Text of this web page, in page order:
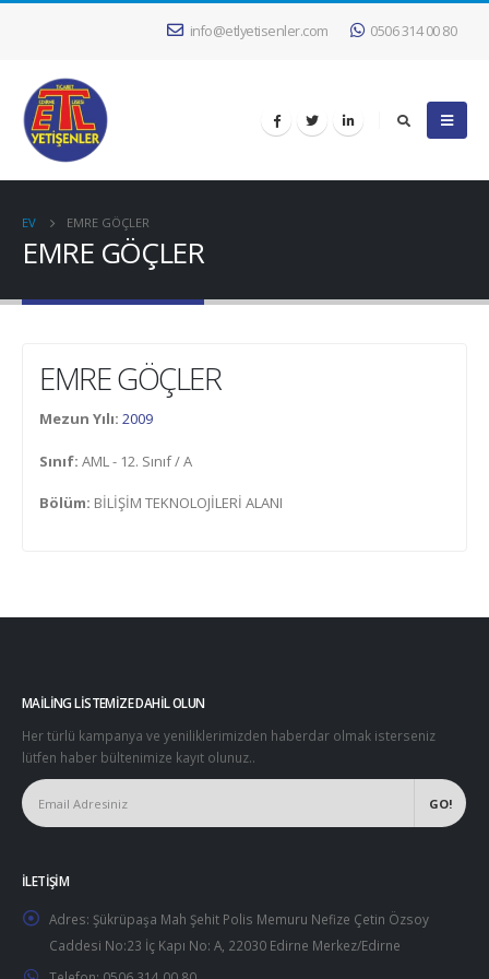
info@etlyetisenler.com 0506 314 00 80
EV EMRE GÖÇLER
EMRE GÖÇLER
EMRE GÖÇLER
Mezun Yılı: 2009
Sınıf: AML - 12. Sınıf / A
Bölüm: BİLİŞİM TEKNOLOJİLERİ ALANI
MAILING LISTEMIZE DAHIL OLUN
Her türlü kampanya ve yeniliklerimizden haberdar olmak isterseniz
lütfen haber bültenimize kayıt olunuz..
İLETIŞIM
Adres: Şükrüpaşa Mah Şehit Polis Memuru Nefize Çetin Özsoy
Caddesi No:23 İç Kapı No: A, 22030 Edirne Merkez/Edirne